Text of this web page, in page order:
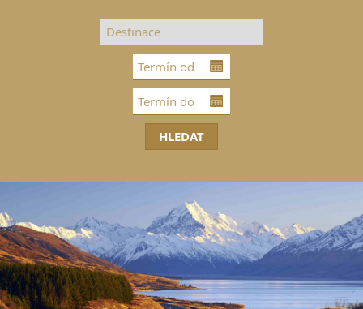
DESTINACE
GOLFOVÁ DOVOLENÁ
SKUPINOVÉ ZÁJEZDY